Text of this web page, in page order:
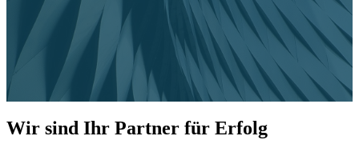
Wir sind Ihr Partner für Erfolg